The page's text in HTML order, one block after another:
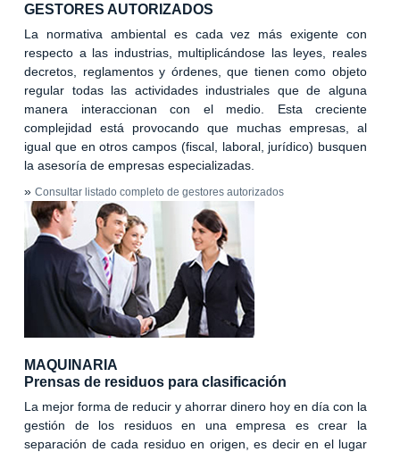
GESTORES AUTORIZADOS
La normativa ambiental es cada vez más exigente con
respecto a las industrias, multiplicándose las leyes, reales
decretos, reglamentos y órdenes, que tienen como objeto
regular todas las actividades industriales que de alguna
manera interaccionan con el medio. Esta creciente
complejidad está provocando que muchas empresas, al
igual que en otros campos (fiscal, laboral, jurídico) busquen
la asesoría de empresas especializadas.
» Consultar listado completo de gestores autorizados
MAQUINARIA
Prensas de residuos para clasificación
La mejor forma de reducir y ahorrar dinero hoy en día con la
gestión de los residuos en una empresa es crear la
separación de cada residuo en origen, es decir en el lugar